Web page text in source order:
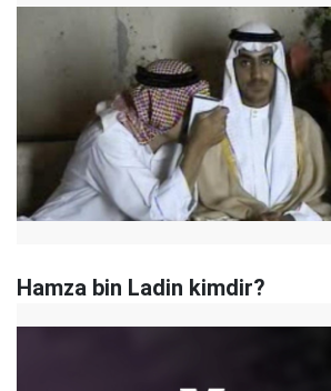
Hamza bin Ladin kimdir?